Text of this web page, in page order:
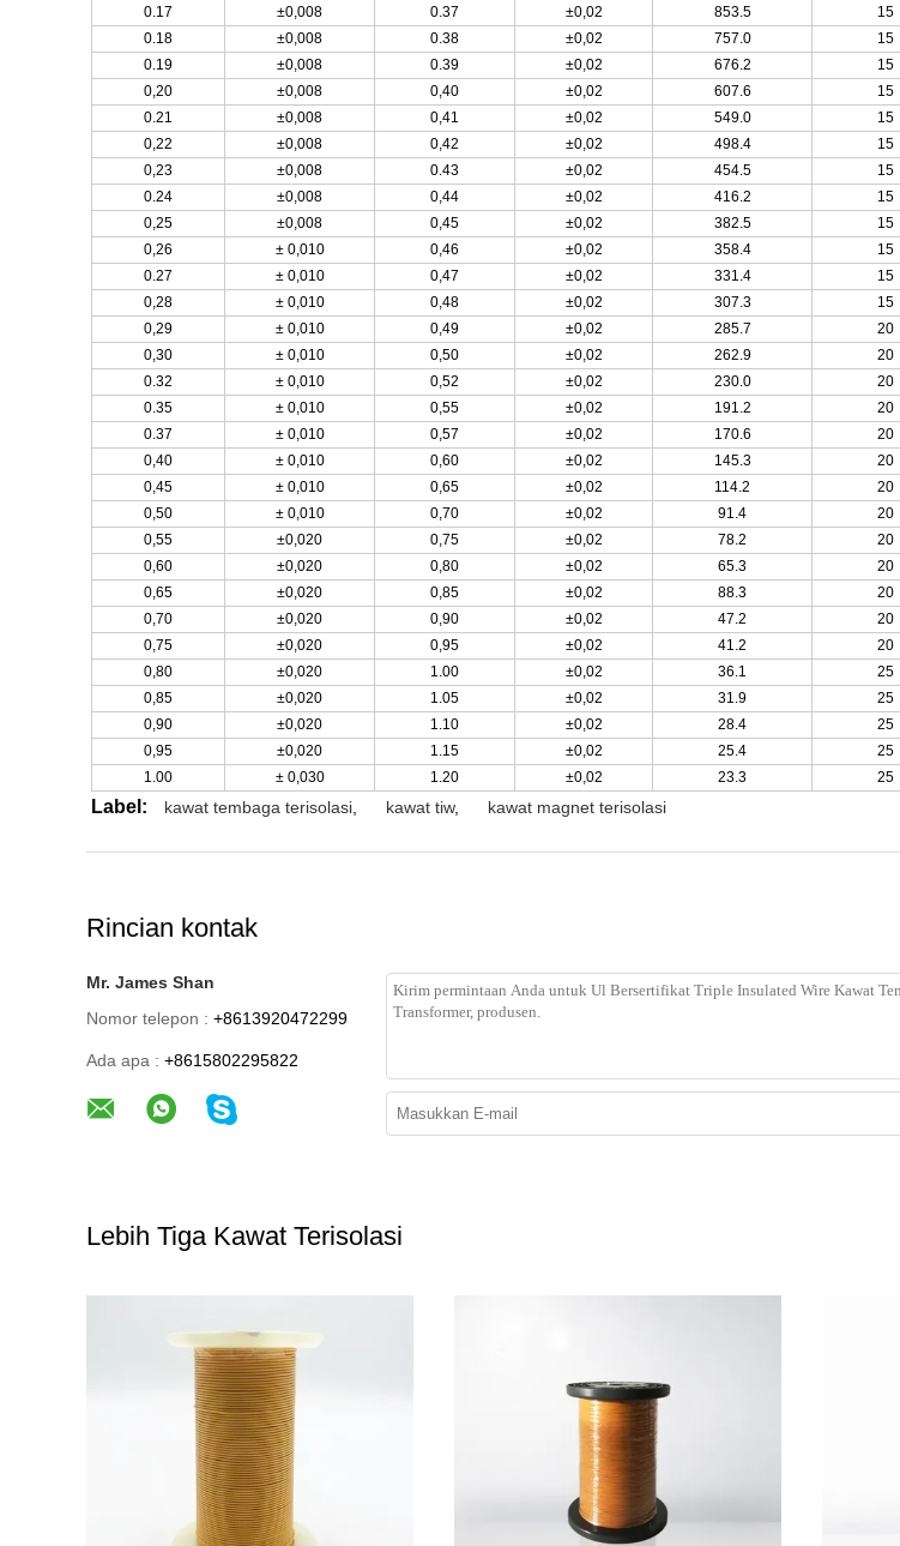
0.17
±0,008 0.37 ±0,02 853.5
15
0.18
±0,008 0.38 ±0,02 757.0
15
0.19
±0,008 0.39 ±0,02 676.2
15
0,20
±0,008 0,40 ±0,02 607.6
15
0.21
±0,008 0,41 ±0,02 549.0
15
0,22
±0,008 0,42 ±0,02 498.4
15
0,23
±0,008 0.43 ±0,02 454.5
15
0.24
±0,008 0,44 ±0,02 416.2
15
0,25
±0,008 0,45 ±0,02 382.5
15
0,26
± 0,010 0,46 ±0,02 358.4
15
0.27
± 0,010 0,47 ±0,02 331.4
15
0,28
± 0,010 0,48 ±0,02 307.3
15
0,29
± 0,010 0,49 ±0,02 285.7
20
0,30
± 0,010 0,50 ±0,02 262.9
20
0.32
± 0,010 0,52 ±0,02 230.0
20
0.35
± 0,010 0,55 ±0,02 191.2
20
0.37
± 0,010 0,57 ±0,02 170.6
20
0,40
± 0,010 0,60 ±0,02 145.3
20
0,45
± 0,010 0,65 ±0,02 114.2
20
0,50
± 0,010 0,70 ±0,02 91.4
20
0,55
±0,020 0,75 ±0,02 78.2
20
0,60
±0,020 0,80 ±0,02 65.3
20
0,65
±0,020 0,85 ±0,02 88.3
20
0,70
±0,020 0,90 ±0,02 47.2
20
0,75
±0,020 0,95 ±0,02 41.2
20
0,80
±0,020 1.00 ±0,02 36.1
25
0,85
±0,020 1.05 ±0,02 31.9
25
0,90
±0,020 1.10 ±0,02 28.4
25
0,95
±0,020 1.15 ±0,02 25.4
25
1.00
± 0,030 1.20 ±0,02 23.3 25
Label: kawat tembaga terisolasi kawat tiw, kawat magnet terisolasi
Rincian kontak
Mr. James Shan
Nomor telepon : +8613920472299
Ada apa : +8615802295822
Lebih Tiga Kawat Terisolasi